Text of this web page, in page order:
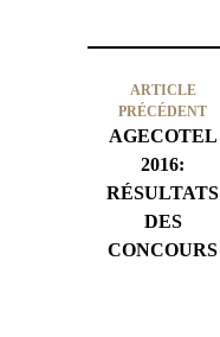
ARTICLE
PRÉCÉDENT
AGECOTEL
2016:
RÉSULTATS
DES
CONCOURS